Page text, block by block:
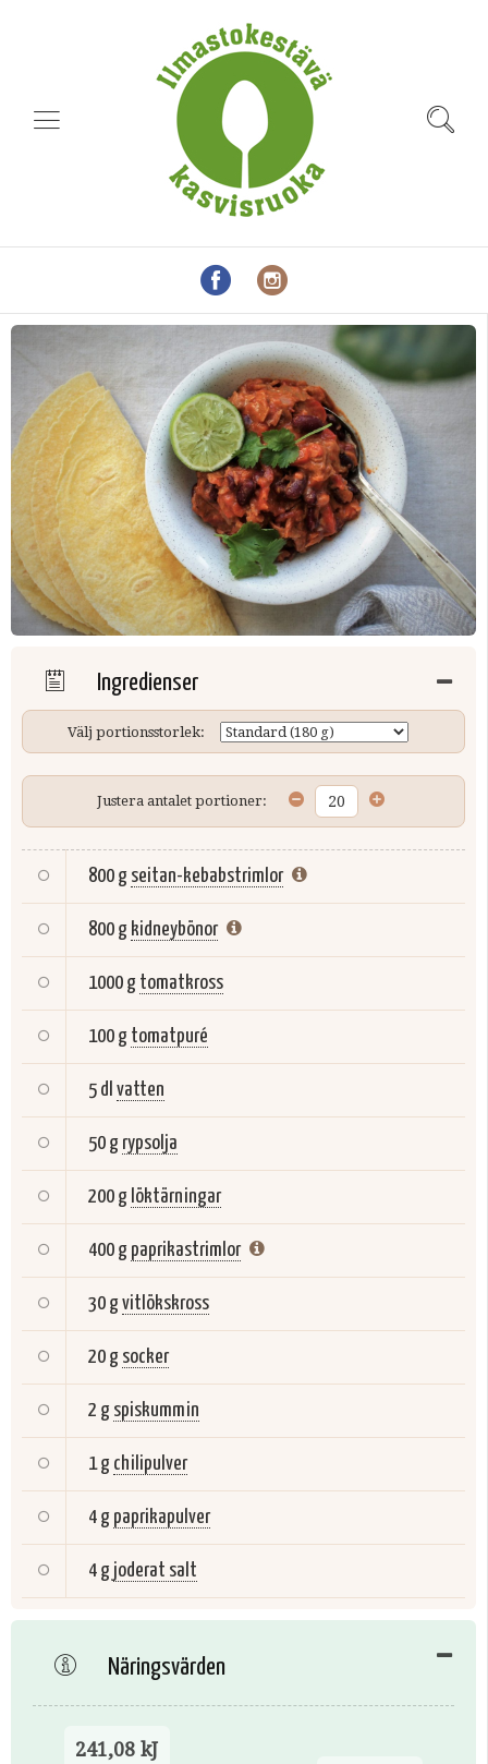
Ingredienser
Välj portionsstorlek:
Justera antalet portioner:
800 g seitan-kebabstrimlor
800 g kidneybönor
1000 g tomatkross
100 g tomatpuré
5 dl vatten
50 g rypsolja
200 g löktärningar
400 g paprikastrimlor
30 gvitlökskross
20 g socker
2 g spiskummin
1 g chilipulver
4 g paprikapulver
4 g joderat salt
Näringsvärden
241,08 kJ